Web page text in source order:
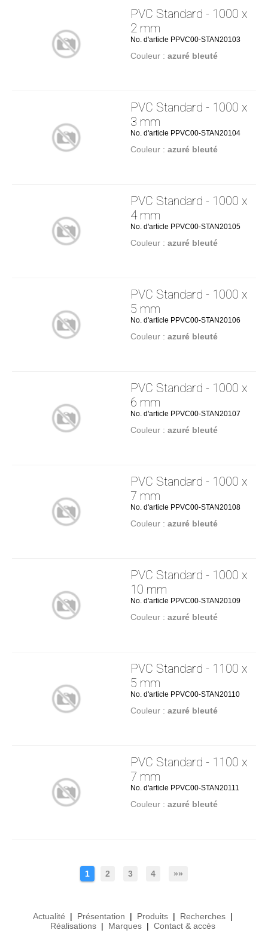
PVC Standard - 1000 x
2 mm
No. d'article PPVC00-STAN20103
Couleur : azuré bleuté
PVC Standard - 1000 x
3 mm
No. d'article PPVC00-STAN20104
Couleur : azuré bleuté
PVC Standard - 1000 x
4 mm
No. d'article PPVC00-STAN20105
Couleur : azuré bleuté
PVC Standard - 1000 x
5 mm
No. d'article PPVC00-STAN20106
Couleur : azuré bleuté
PVC Standard - 1000 x
6 mm
No. d'article PPVC00-STAN20107
Couleur : azuré bleuté
PVC Standard - 1000 x
7 mm
No. d'article PPVC00-STAN20108
Couleur : azuré bleuté
PVC Standard - 1000 x
10 mm
No. d'article PPVC00-STAN20109
Couleur : azuré bleuté
PVC Standard - 1100 x
5 mm
No. d'article PPVC00-STAN20110
Couleur : azuré bleuté
PVC Standard - 1100 x
7 mm
No. d'article PPVC00-STAN20111
Couleur : azuré bleuté
1 2 3 4 »»
Actualité | Présentation | Produits | Recherches |
Réalisations | Marques | Contact & accès